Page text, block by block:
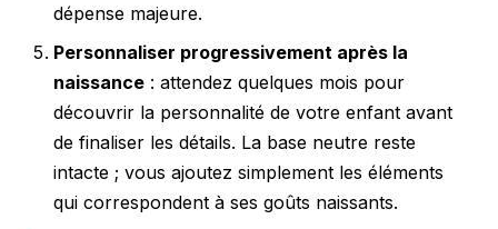
dépense majeure.
Personnaliser progressivement après la
naissance : attendez quelques mois pour
découvrir la personnalité de votre enfant avant
de finaliser les détails. La base neutre reste
intacte ; vous ajoutez simplement les éléments
qui correspondent à ses goûts naissants.